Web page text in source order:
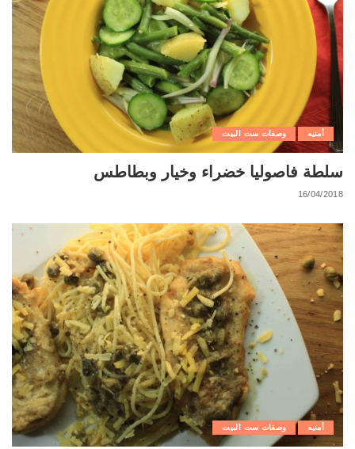
أمنيه وصفات ست البيت
سلطة فاصوليا خضراء وخيار وبطاطس
16/04/2018
أمنيه وصفات ست البيت